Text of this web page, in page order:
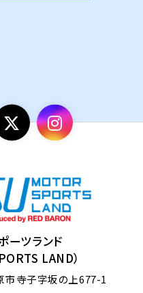
ーツランド
LAND）
市寺子字坂の上677-1